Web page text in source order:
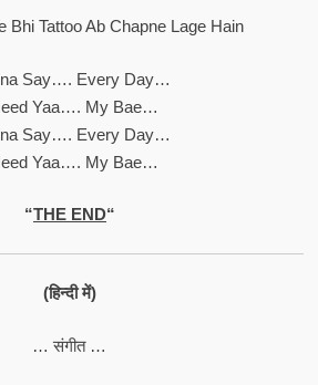
Bhi Tattoo Ab Chapne Lage Hain
Say…. Every Day…
Yaa…. My Bae…
Say…. Every Day…
Yaa…. My Bae…
“THE END“
(हिन्दी में)
… संगीत …